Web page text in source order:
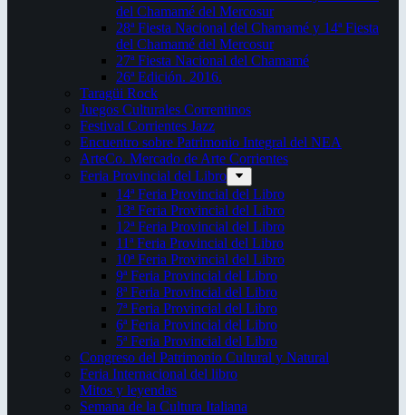
del Chamamé del Mercosur
28ª Fiesta Nacional del Chamamé y 14ª Fiesta
del Chamamé del Mercosur
27ª Fiesta Nacional del Chamamé
26ª Edición. 2016.
Taragüi Rock
Juegos Culturales Correntinos
Festival Corrientes Jazz
Encuentro sobre Patrimonio Integral del NEA
ArteCo. Mercado de Arte Corrientes
Feria Provincial del Libro
14ª Feria Provincial del Libro
13ª Feria Provincial del Libro
12ª Feria Provincial del Libro
11ª Feria Provincial del Libro
10ª Feria Provincial del Libro
9ª Feria Provincial del Libro
8ª Feria Provincial del Libro
7ª Feria Provincial del Libro
6ª Feria Provincial del Libro
5ª Feria Provincial del Libro
Congreso del Patrimonio Cultural y Natural
Feria Internacional del libro
Mitos y leyendas
Semana de la Cultura Italiana